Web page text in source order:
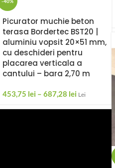
Picurator muchie beton
terasa Bordertec BST20 |
aluminiu vopsit 20×51 mm,
cu deschideri pentru
placarea verticala a
cantului – bara 2,70 m
453,75 lei – 687,28 lei Lei